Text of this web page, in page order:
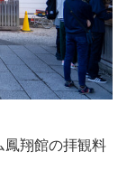
鳳翔館の拝観料